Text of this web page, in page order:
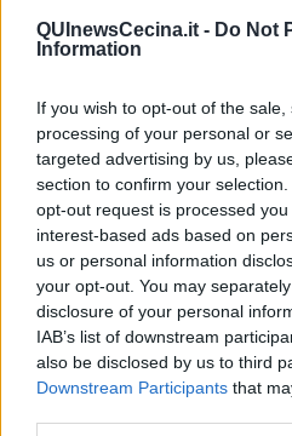
QUInewsCecina.it - Do Not
Information
If you wish to opt-out of the
processing of your personal or
targeted advertising by us,
section to confirm your
opt-out request is processed
interest-based ads based on
us or personal information
your opt-out. You may
disclosure of your personal
IAB’s list of downstream
also be disclosed by us to third
Downstream Participants that
​L’anno del vaccino
Giulio Regeni
Paolo Rossi
Maradona
Cronaca
​Ancora Covid
​Biden!
In memoria
​Ancora Francesco
Rieccoci
Tenet
Francesco
Suarez
​Il responso
Willy
Non lo so